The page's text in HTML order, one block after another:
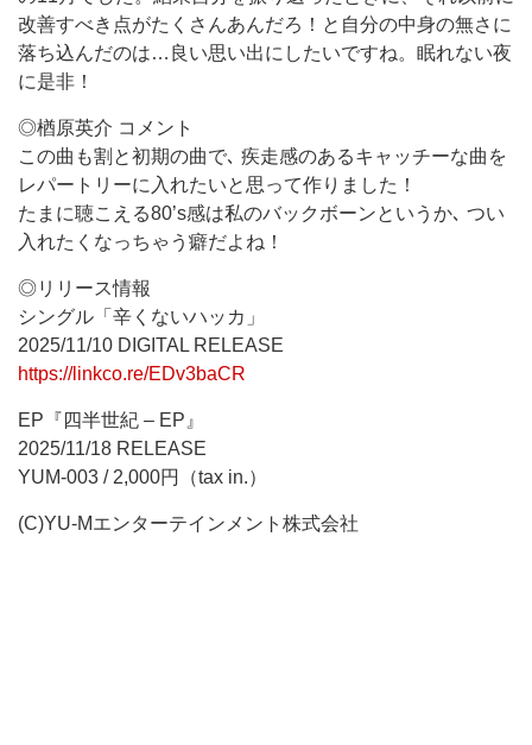
改善すべき点がたくさんあんだろ！と自分の中身の無さに
落ち込んだのは…良い思い出にしたいですね。眠れない夜
に是非！
◎楢原英介 コメント
この曲も割と初期の曲で､ 疾走感のあるキャッチーな曲を
レパートリーに入れたいと思って作りました！
たまに聴こえる80’s感は私のバックボーンというか､ つい
入れたくなっちゃう癖だよね！
◎リリース情報
シングル「辛くないハッカ」
2025/11/10 DIGITAL RELEASE
https://linkco.re/EDv3baCR
EP『四半世紀 – EP』
2025/11/18 RELEASE
YUM-003 / 2,000円（tax in.）
(C)YU-Mエンターテインメント株式会社